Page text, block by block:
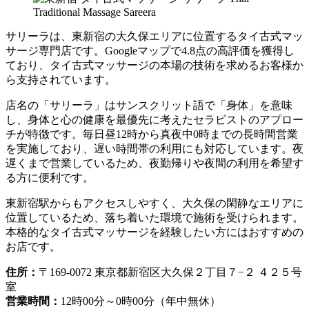
サリーラは、東新宿の大久保エリアに位置するタイ古式マッ
サージ専門店です。Googleマップで4.8点の高評価を獲得し
ており、タイ古式マッサージの本場の技術を求めるお客様か
ら支持されています。
店名の「サリーラ」はサンスクリット語で「身体」を意味
し、身体と心の健康を最優先に考えたセラピストのアプロー
チが特徴です。毎日昼12時から真夜中0時までの長時間営業
を実施しており、遅い時間帯の利用にも対応しています。夜
遅くまで営業しているため、夜勤帰りや夜間の利用を希望す
る方に便利です。
東新宿駅からもアクセスしやすく、大久保の閑静なエリアに
位置しているため、落ち着いた環境で施術を受けられます。
本格的なタイ古式マッサージを経験したい方にはおすすめの
お店です。
住所： 〒169-0072 東京都新宿区大久保２丁目７−２ ４２５号
室
営業時間： 12時00分～0時00分（年中無休）